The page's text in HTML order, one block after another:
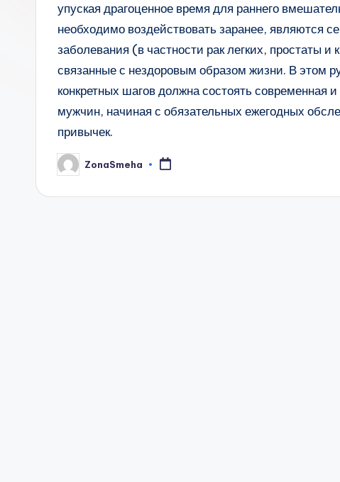
упуская драгоценное время для раннего
необходимо воздействовать заранее, являются
заболевания (в частности рак легких, простаты
связанные с нездоровым образом жизни. В этом
конкретных шагов должна состоять
мужчин, начиная с обязательных ежегодных
привычек.
Запись
от
ZonaSmeha